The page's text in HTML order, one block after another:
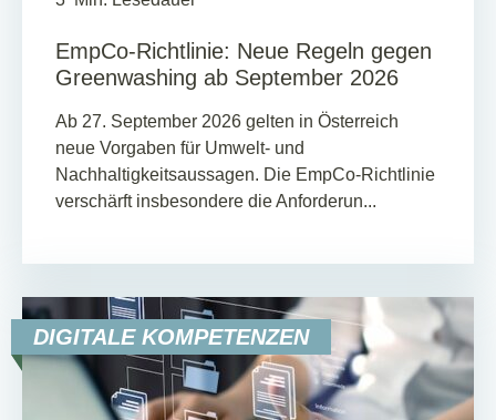
EmpCo-Richtlinie: Neue Regeln gegen
Greenwashing ab September 2026
Ab 27. September 2026 gelten in Österreich
neue Vorgaben für Umwelt- und
Nachhaltigkeitsaussagen. Die EmpCo-Richtlinie
verschärft insbesondere die Anforderun...
DIGITALE KOMPETENZEN